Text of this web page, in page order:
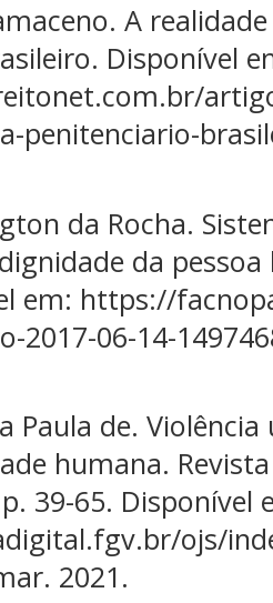
A
Disponível
penitenciario-
da Rocha.
da
em: https://
2017-06-14-
Paula de.
humana.
39-65. Disponível
ojs/
2021.